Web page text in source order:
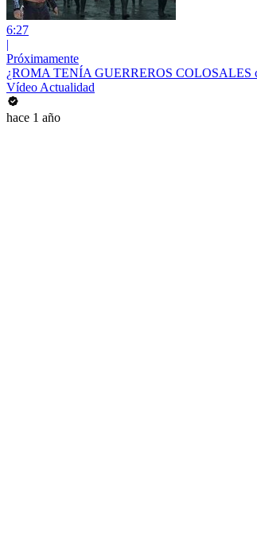
6:27
|
Próximamente
¿ROMA TENÍA GUERREROS COLOSALES
Vídeo Actualidad
hace 1 año